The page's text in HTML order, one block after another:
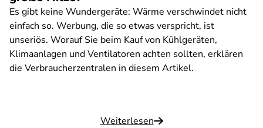
Es gibt keine Wundergeräte: Wärme verschwindet nicht
einfach so. Werbung, die so etwas verspricht, ist
unseriös. Worauf Sie beim Kauf von Kühlgeräten,
Klimaanlagen und Ventilatoren achten sollten, erklären
die Verbraucherzentralen in diesem Artikel.
Weiterlesen